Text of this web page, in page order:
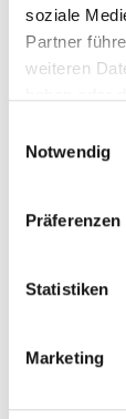
soziale
Partner
weiteren
Notwendig
Präferenzen
Statistiken
Marketing
Dieser
Verfügung.
Sie können
Technische